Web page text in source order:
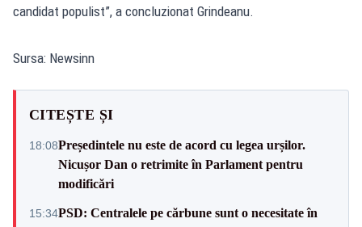
candidat populist”, a concluzionat Grindeanu.
Sursa: Newsinn
CITEȘTE ȘI
18:08Președintele nu este de acord cu legea urșilor.
Nicușor Dan o retrimite în Parlament pentru
modificări
15:34PSD: Centralele pe cărbune sunt o necesitate în